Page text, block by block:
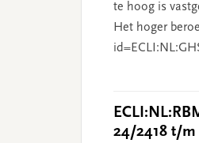
te hoog is
Het hoger
24/2418 t/m